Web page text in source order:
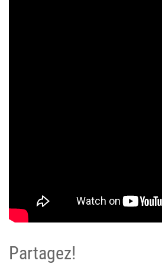
Partagez!